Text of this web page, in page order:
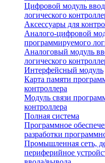
Цифровой модуль
логического
Аксессуары для
Аналого-цифровой
программируемого
Аналоговый модуль
логического
Интерфейсный модуль
Карта памяти
контроллера
Модуль связи
контроллера
Полная система
Программное
разработки
Промышленная сеть,
периферийное